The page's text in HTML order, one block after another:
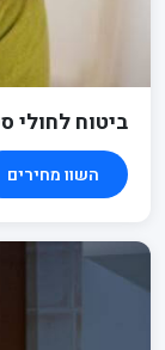
ביטוח לחולי
השוו מחירים